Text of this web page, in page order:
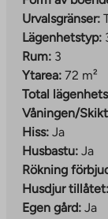
Urvalsgränser:
Lägenhetstyp:
Rum: 3
Ytarea: 72 m²
Total
Våningen/
Hiss: Ja
Husbastu: Ja
Rökning
Husdjur tillåtet:
Egen gård: Ja